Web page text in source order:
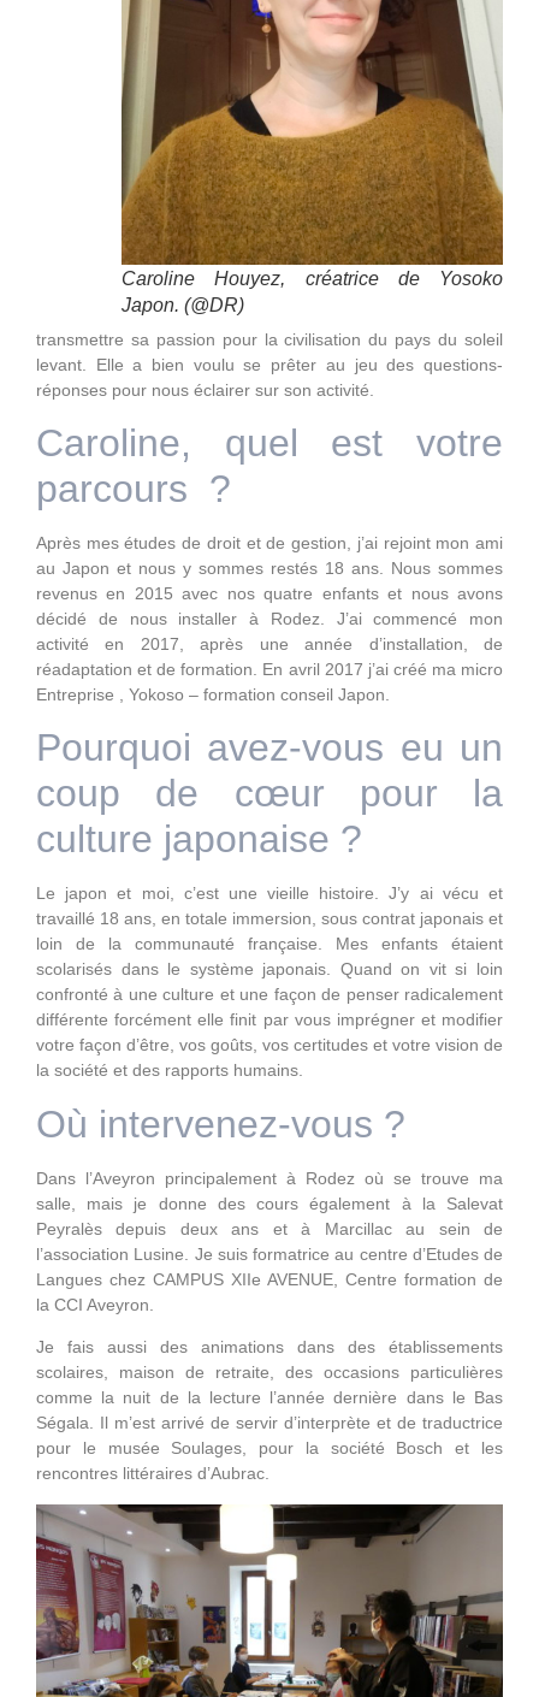
Caroline Houyez, créatrice de Yosoko
Japon. (@DR)
transmettre sa passion pour la civilisation du pays du soleil
levant. Elle a bien voulu se prêter au jeu des questions-
réponses pour nous éclairer sur son activité.
Caroline, quel est votre
parcours ?
Après mes études de droit et de gestion, j’ai rejoint mon ami
au Japon et nous y sommes restés 18 ans. Nous sommes
revenus en 2015 avec nos quatre enfants et nous avons
décidé de nous installer à Rodez. J’ai commencé mon
activité en 2017, après une année d’installation, de
réadaptation et de formation. En avril 2017 j’ai créé ma micro
Entreprise , Yokoso – formation conseil Japon.
Pourquoi avez-vous eu un
coup de cœur pour la
culture japonaise ?
Le japon et moi, c’est une vieille histoire. J’y ai vécu et
travaillé 18 ans, en totale immersion, sous contrat japonais et
loin de la communauté française. Mes enfants étaient
scolarisés dans le système japonais. Quand on vit si loin
confronté à une culture et une façon de penser radicalement
différente forcément elle finit par vous imprégner et modifier
votre façon d’être, vos goûts, vos certitudes et votre vision de
la société et des rapports humains.
Où intervenez-vous ?
Dans l’Aveyron principalement à Rodez où se trouve ma
salle, mais je donne des cours également à la Salevat
Peyralès depuis deux ans et à Marcillac au sein de
l’association Lusine. Je suis formatrice au centre d’Etudes de
Langues chez CAMPUS XIIe AVENUE, Centre formation de
la CCI Aveyron.
Je fais aussi des animations dans des établissements
scolaires, maison de retraite, des occasions particulières
comme la nuit de la lecture l’année dernière dans le Bas
Ségala. Il m’est arrivé de servir d’interprète et de traductrice
pour le musée Soulages, pour la société Bosch et les
rencontres littéraires d’Aubrac.